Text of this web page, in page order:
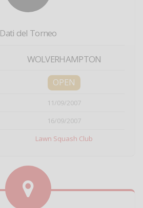
Dati del Torneo
WOLVERHAMPTON
OPEN
11/09/2007
16/09/2007
Lawn Squash Club